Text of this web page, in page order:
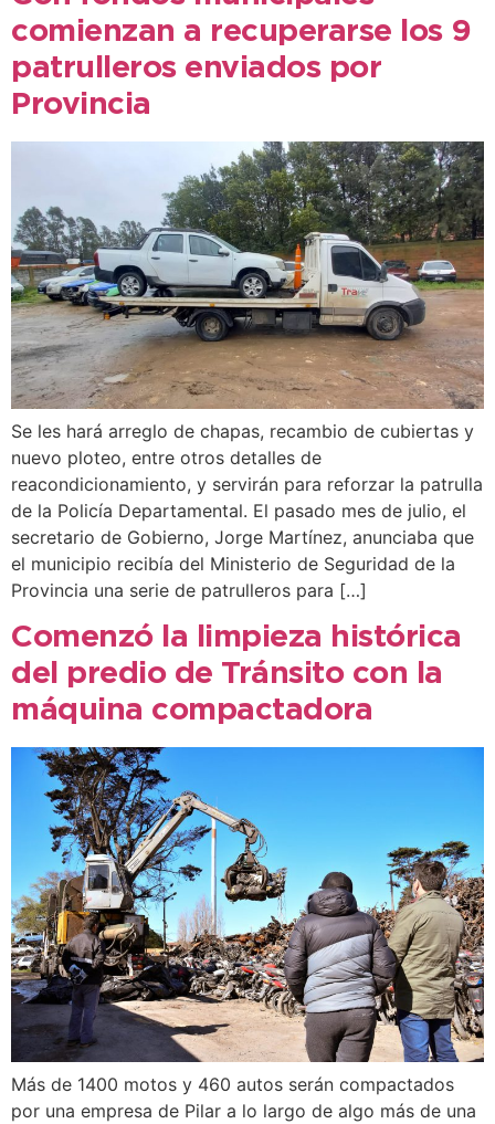
comienzan a recuperarse los 9
patrulleros enviados por
Provincia
Se les hará arreglo de chapas, recambio de cubiertas y
nuevo ploteo, entre otros detalles de
reacondicionamiento, y servirán para reforzar la patrulla
de la Policía Departamental. El pasado mes de julio, el
secretario de Gobierno, Jorge Martínez, anunciaba que
el municipio recibía del Ministerio de Seguridad de la
Provincia una serie de patrulleros para […]
Comenzó la limpieza histórica
del predio de Tránsito con la
máquina compactadora
Más de 1400 motos y 460 autos serán compactados
por una empresa de Pilar a lo largo de algo más de una